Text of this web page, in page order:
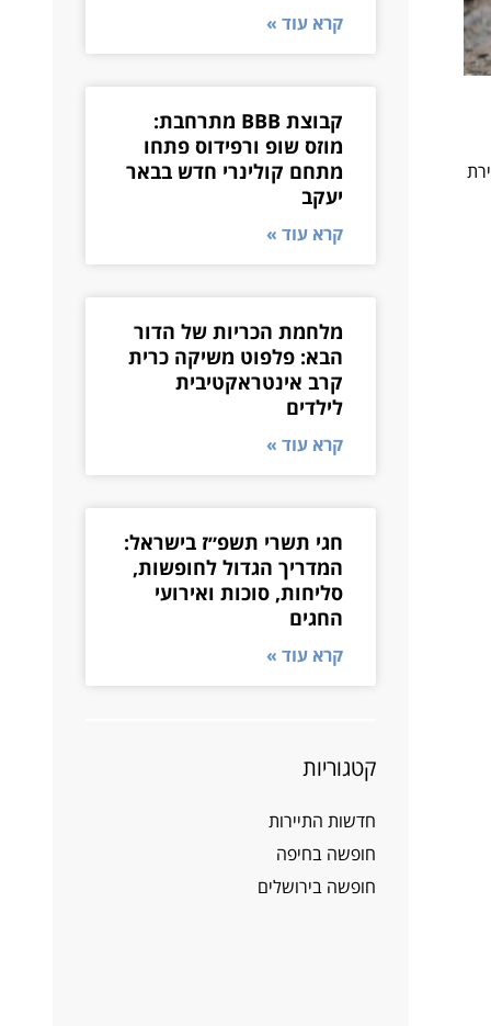
קרא עוד »
קבוצת BBB מתרחבת:
מוזס שופ ורפידוס פתחו
מתחם קולינרי חדש בבאר
יעקב
קרא עוד »
מלחמת הכריות של הדור
הבא: פלפוט משיקה כרית
קרב אינטראקטיבית
לילדים
קרא עוד »
חגי תשרי תשפ״ז בישראל:
המדריך הגדול לחופשות,
סליחות, סוכות ואירועי
החגים
קרא עוד »
קטגוריות
חדשות התיירות
חופשה בחיפה
חופשה בירושלים